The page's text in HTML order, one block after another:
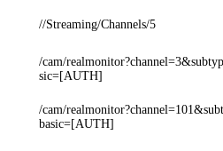
//Streaming/Channels/5
/cam/
sic=[AUTH]
/cam/
basic=[AUTH]